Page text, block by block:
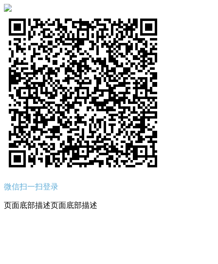
微信扫一扫登录
页面底部描述页面底部描述